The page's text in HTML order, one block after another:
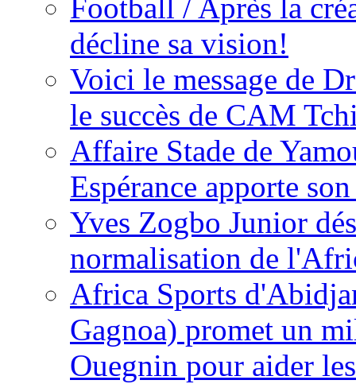
Football / Après la
décline sa vision!
Voici le message de
le succès de CAM
Affaire Stade de
Espérance apporte
Yves Zogbo Junior
normalisation de
Africa Sports
Gagnoa) promet un
Ouegnin pour aider